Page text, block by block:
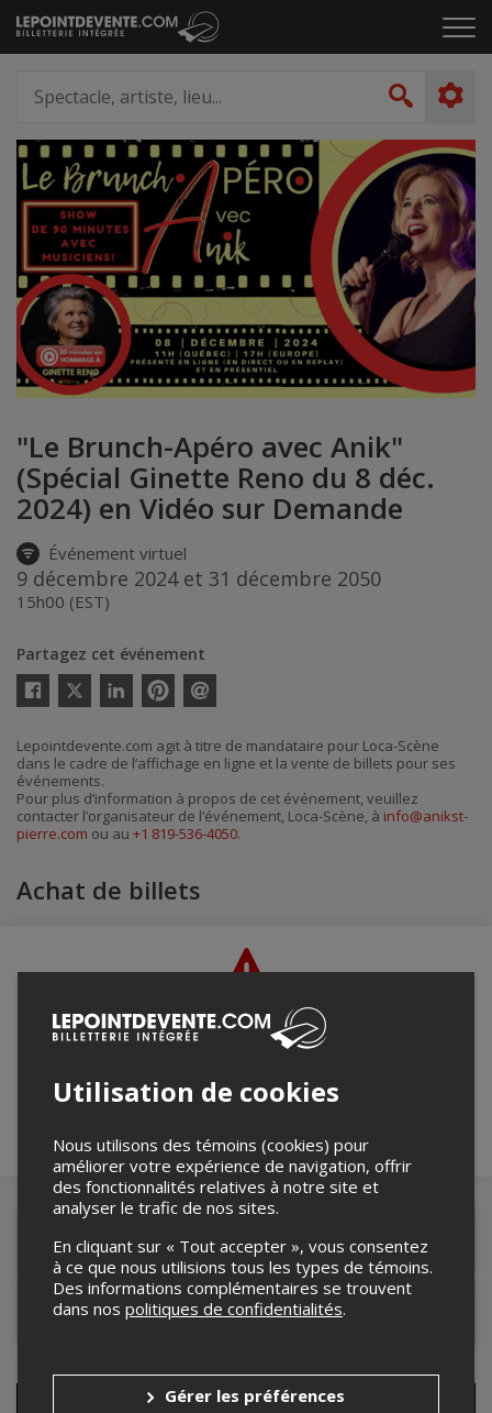
Passer
au
le
artiste,
lieu...
"Le Brunch-Apéro avec Anik"
(Spécial Ginette Reno du 8 déc.
2024) en Vidéo sur Demande
Événement virtuel
9 décembre 2024 et 31 décembre 2050
15h00 (EST)
Partagez cet événement
Twitter
courriel
Lepointdevente.com agit à titre de mandataire pour Loca-Scène
dans le cadre de l’affichage en ligne et la vente de billets pour ses
événements.
Pour plus d’information à propos de cet événement, veuillez
contacter l’organisateur de l’événement, Loca-Scène, à info@anikst-
pierre.com ou au +1 819-536-4050.
Achat de billets
Merci de confirmer que vous n'êtes pas un
robot ci-bas.
Détails de l'événement
Contacter l'organisateur
Utilisation de cookies
Nous utilisons des témoins (cookies) pour
améliorer votre expérience de navigation, offrir
des fonctionnalités relatives à notre site et
analyser le trafic de nos sites.
En cliquant sur « Tout accepter », vous consentez
à ce que nous utilisions tous les types de témoins.
Des informations complémentaires se trouvent
dans nos politiques de confidentialités.
Gérer les préférences